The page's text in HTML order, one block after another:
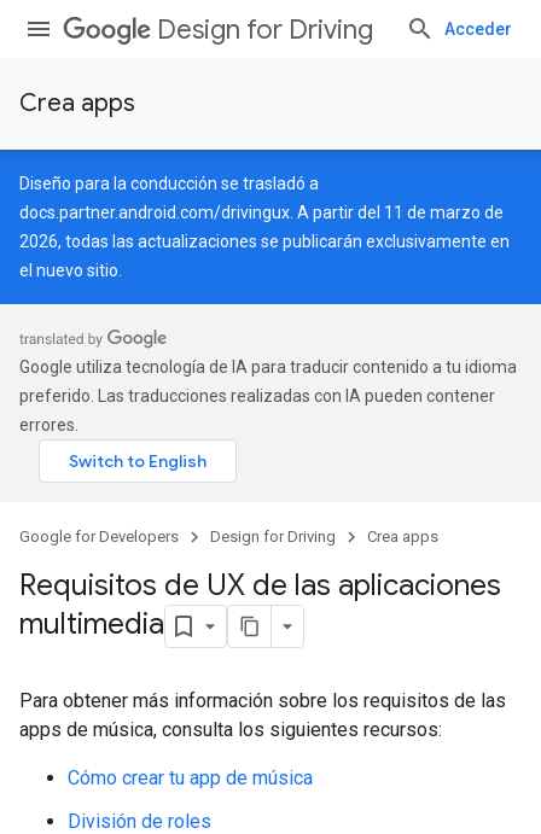
Design for Driving Acceder
Crea apps
Diseño para la conducción se trasladó a
docs.partner.android.com/drivingux . A partir del 11 de marzo de
2026, todas las actualizaciones se publicarán exclusivamente en
el nuevo sitio.
Google utiliza tecnología de IA para traducir contenido a tu idioma
preferido. Las traducciones realizadas con IA pueden contener
errores.
Google for Developers Design for Driving Crea apps
Requisitos de UX de las aplicaciones
multimedia
Para obtener más información sobre los requisitos de las
apps de música, consulta los siguientes recursos:
Cómo crear tu app de música
División de roles